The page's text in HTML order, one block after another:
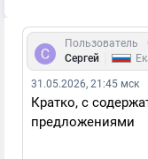
Пользователь
Сергей
31.05.2026, 21:45 мск
Кратко, с
предложениями